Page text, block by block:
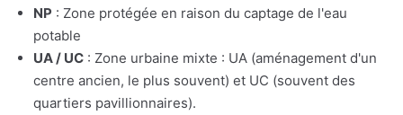
NP : Zone protégée en raison du captage de l'eau
potable
UA / UC : Zone urbaine mixte : UA (aménagement d'un
centre ancien, le plus souvent) et UC (souvent des
quartiers pavillionnaires).